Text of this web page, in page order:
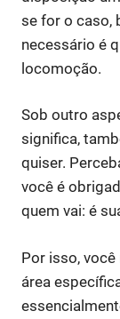
se for o caso,
necessário é
locomoção.
Sob outro
significa,
quiser.
você é
quem vai: é
Por isso,
área